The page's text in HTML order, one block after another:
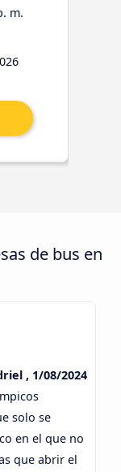
m.
de bus en
, 1/08/2024
solo se
en el que no
que abrir el